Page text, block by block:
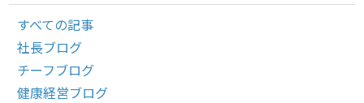
すべての記事
社長ブログ
チーフブログ
健康経営ブログ